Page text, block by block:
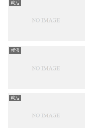
就活
就活
就活